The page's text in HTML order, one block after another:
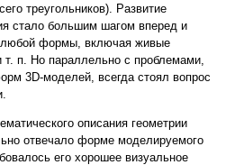
треугольников). Развитие
стало большим шагом вперед и
любой формы, включая живые
п. Но параллельно с проблемами,
3D-моделей, всегда стоял вопрос
описания геометрии
отвечало форме моделируемого
его хорошее визуальное